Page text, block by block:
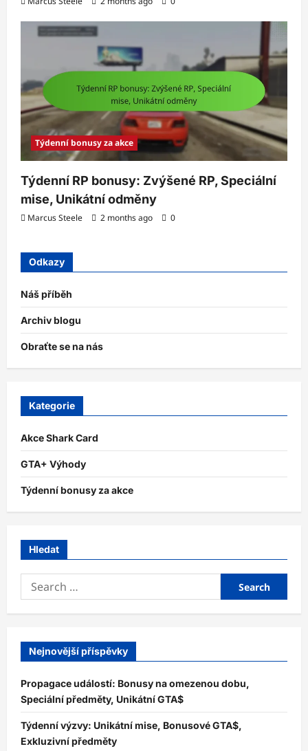
Týdenní bonusy za akce
Týdenní RP bonusy: Zvýšené RP, Speciální
mise, Unikátní odměny
Marcus Steele 2 months ago 0
Odkazy
Náš příběh
Archiv blogu
Obraťte se na nás
Kategorie
Akce Shark Card
GTA+ Výhody
Týdenní bonusy za akce
Hledat
Search
for:
Nejnovější příspěvky
Propagace událostí: Bonusy na omezenou dobu,
Speciální předměty, Unikátní GTA$
Týdenní výzvy: Unikátní mise, Bonusové GTA$,
Exkluzivní předměty